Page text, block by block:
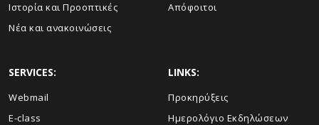
Ιστορία και Προοπτικές
Νέα και ανακοινώσεις
Απόφοιτοι
SERVICES:
Webmail
E-class
LINKS:
Προκηρύξεις
Ημερολόγιο Εκδηλώσεων